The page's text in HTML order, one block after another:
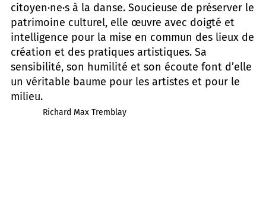
citoyen·ne·s à la danse. Soucieuse de préserver le
patrimoine culturel, elle œuvre avec doigté et
intelligence pour la mise en commun des lieux de
création et des pratiques artistiques. Sa
sensibilité, son humilité et son écoute font d’elle
un véritable baume pour les artistes et pour le
milieu.
Richard Max Tremblay